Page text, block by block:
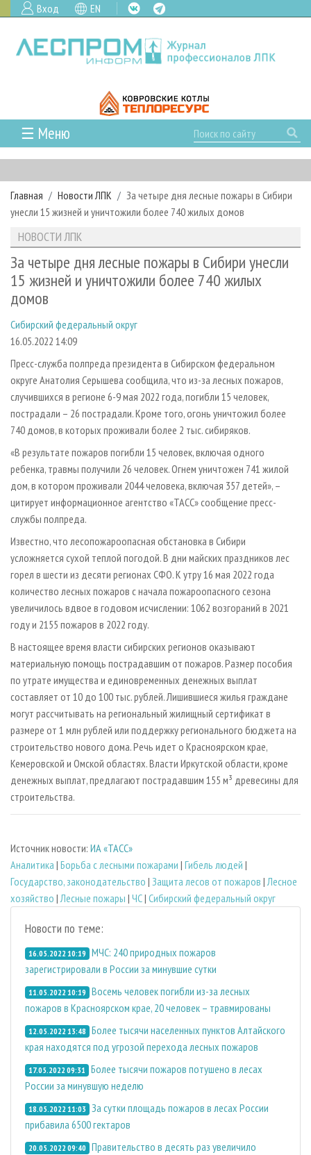
Вход EN
☰ Меню
ГЛАВНАЯ
РУБРИКИ И ТЕМЫ
РУБРИКИ ЖУРНАЛА
ЛЕСОЗАГОТОВКА
ЛЕСОПИЛЕНИЕ
ДЕРЕВООБРАБОТКА
СУШКА ДРЕВЕСИНЫ
ПРОИЗВОДСТВО ДРЕВЕСНЫХ ПЛИТ
ДЕРЕВЯННОЕ ДОМОСТРОЕНИЕ
ПРОИЗВОДСТВО МЕБЕЛИ
БИОЭНЕРГЕТИКА
ЦБП
ИНСТРУМЕНТ И МАТЕРИАЛЫ
НОВОСТИ
НОВОСТИ ЛПК
НОВОСТИ ЖУРНАЛА
НОВОСТИ КОМПАНИЙ
ПРОЕКТЫ ЛПИ
АНАЛИТИКА
ПРЕДПРИЯТИЯ ЛПК
ЛЕСНЫЕ РЕГИОНЫ РОССИИ
ПЕРСОНЫ
МОБИЛЬНЫЕ ВЫСТАВКИ
ОФИЦИАЛЬНЫЕ ДЕЛЕГАЦИИ
ПРИОРИТЕТНЫЕ ИНВЕСТПРОЕКТЫ
RUSSIAN FORESTRY REVIEW
ГАЗЕТА ЛЕСПРОМФОРУМ
БИБЛИОТЕКА СПЕЦИАЛИСТА
АРХИВ ЖУРНАЛОВ
СТАТЬИ
О ЖУРНАЛЕ
ПОДПИСКА
КОНТАКТЫ
РЕКЛАМОДАТЕЛЯМ
РЕКЛАМА
РЕКЛАМА НА САЙТЕ
Главная Новости ЛПК
За четыре дня лесные пожары в Сибири
унесли 15 жизней и уничтожили более 740 жилых домов
НОВОСТИ ЛПК
За четыре дня лесные пожары в Сибири унесли
15 жизней и уничтожили более 740 жилых
домов
Сибирский федеральный округ
16.05.2022 14:09
Пресс-служба полпреда президента в Сибирском федеральном
округе Анатолия Серышева сообщила, что из-за лесных пожаров,
случившихся в регионе 6-9 мая 2022 года, погибли 15 человек,
пострадали – 26 пострадали. Кроме того, огонь уничтожил более
740 домов, в которых проживали более 2 тыс. сибиряков.
«В результате пожаров погибли 15 человек, включая одного
ребенка, травмы получили 26 человек. Огнем уничтожен 741 жилой
дом, в котором проживали 2044 человека, включая 357 детей», –
цитирует информационное агентство «ТАСС» сообщение пресс-
службы полпреда.
Известно, что лесопожароопасная обстановка в Сибири
усложняется сухой теплой погодой. В дни майских праздников лес
горел в шести из десяти регионах СФО. К утру 16 мая 2022 года
количество лесных пожаров с начала пожароопасного сезона
увеличилось вдвое в годовом исчислении: 1062 возгораний в 2021
году и 2155 пожаров в 2022 году.
В настоящее время власти сибирских регионов оказывают
материальную помощь пострадавшим от пожаров. Размер пособия
по утрате имущества и единовременных денежных выплат
составляет от 10 до 100 тыс. рублей. Лишившиеся жилья граждане
могут рассчитывать на региональный жилищный сертификат в
размере от 1 млн рублей или поддержку регионального бюджета на
строительство нового дома. Речь идет о Красноярском крае,
Кемеровской и Омской областях. Власти Иркутской области, кроме
денежных выплат, предлагают пострадавшим 155 м³ древесины для
строительства.
Источник новости: ИА «ТАСС»
Аналитика | Борьба с лесными пожарами | Гибель людей |
Государство, законодательство | Защита лесов от пожаров |Лесное
хозяйство |Лесные пожары | ЧС| Сибирский федеральный округ
Новости по теме:
16.05.2022 10:19 МЧС: 240 природных пожаров
зарегистрировали в России за минувшие сутки
11.05.2022 10:19 Восемь человек погибли из-за лесных
пожаров в Красноярском крае, 20 человек – травмированы
12.05.2022 13:48 Более тысячи населенных пунктов Алтайского
края находятся под угрозой перехода лесных пожаров
17.05.2022 09:31 Более тысячи пожаров потушено в лесах
России за минувшую неделю
18.05.2022 11:03 За сутки площадь пожаров в лесах России
прибавила 6500 гектаров
20.05.2022 09:40 Правительство в десять раз увеличило